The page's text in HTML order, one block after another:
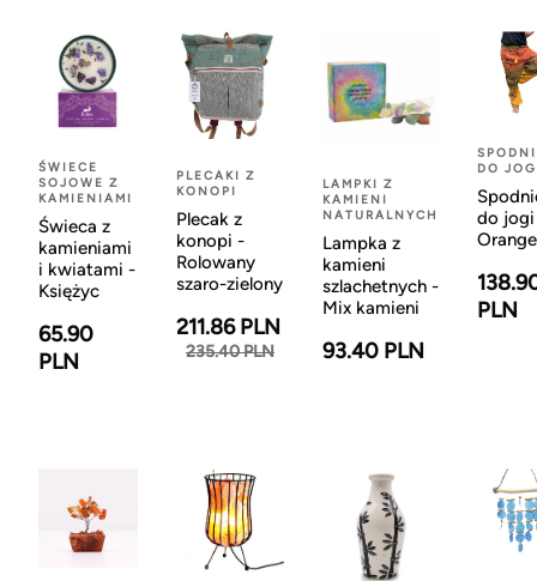
ŚWIECE
SOJOWE Z
KAMIENIAMI
Świeca z
kamieniami
i kwiatami -
Księżyc
65.90
PLN
PLECAKI Z
KONOPI
Plecak z
konopi -
Rolowany
szaro-zielony
211.86 PLN
235.40 PLN
LAMPKI Z
KAMIENI
NATURALNYCH
Lampka z
kamieni
szlachetnych -
Mix kamieni
93.40 PLN
DO
do
Orange
PLN